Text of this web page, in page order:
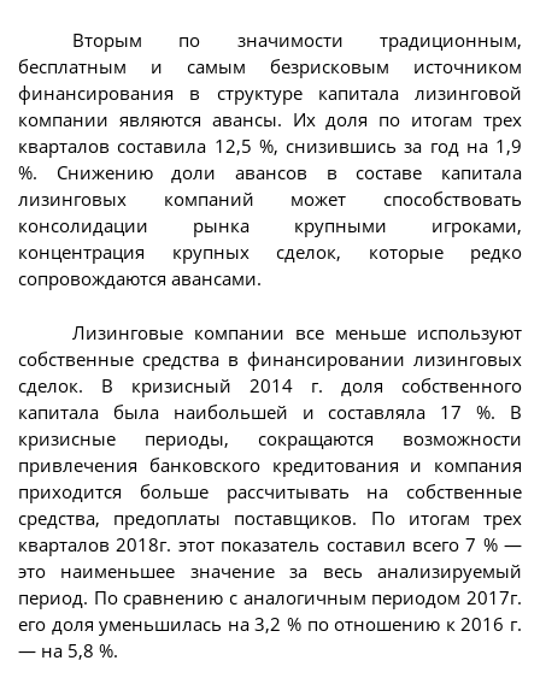
Вторым по значимости традиционным,
бесплатным и самым безрисковым источником
финансирования в структуре капитала лизинговой
компании являются авансы. Их доля по итогам трех
кварталов составила 12,5 %, снизившись за год на 1,9
%. Снижению доли авансов в составе капитала
лизинговых компаний может способствовать
консолидации рынка крупными игроками,
концентрация крупных сделок, которые редко
сопровождаются авансами.
Лизинговые компании все меньше используют
собственные средства в финансировании лизинговых
сделок. В кризисный 2014 г. доля собственного
капитала была наибольшей и составляла 17 %. В
кризисные периоды, сокращаются возможности
привлечения банковского кредитования и компания
приходится больше рассчитывать на собственные
средства, предоплаты поставщиков. По итогам трех
кварталов 2018г. этот показатель составил всего 7 % —
это наименьшее значение за весь анализируемый
период. По сравнению с аналогичным периодом 2017г.
его доля уменьшилась на 3,2 % по отношению к 2016 г.
— на 5,8 %.